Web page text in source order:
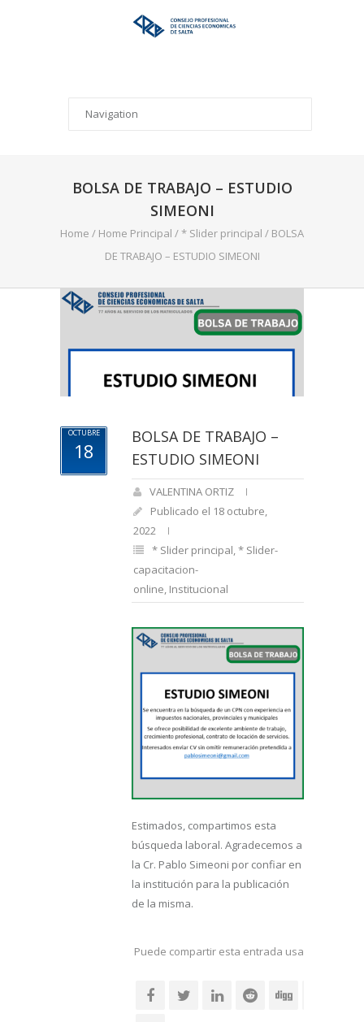
BOLSA DE TRABAJO – ESTUDIO
SIMEONI
Home / Home Principal /* Slider principal / BOLSA
DE TRABAJO – ESTUDIO SIMEONI
OCTUBRE
18
BOLSA DE TRABAJO –
ESTUDIO SIMEONI
VALENTINA ORTIZ
Publicado el 18 octubre,
2022
* Slider principal,* Slider-
capacitacion-
online, Institucional
Estimados, compartimos esta
búsqueda laboral. Agradecemos a
la Cr. Pablo Simeoni por confiar en
la institución para la publicación
de la misma.
Puede compartir esta entrada usando sus